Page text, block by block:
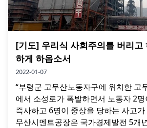
[기도] 우리식 사회주의를 버리고
하게 하옵소서
2022-01-07
“부령군 고무산노동자구에 위치한 고
에서 소성로가 폭발하면서 노동자 2
즉사하고 6명이 중상을 당하는 사고
무산시멘트공장은 국가경제발전 5개